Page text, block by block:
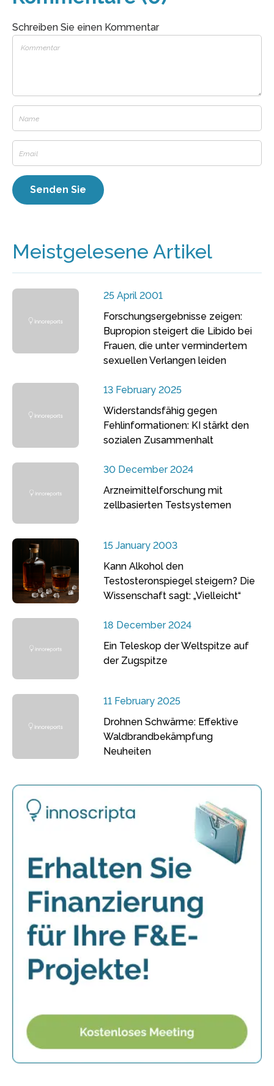
Schreiben Sie einen Kommentar
Meistgelesene Artikel
25 April 2001
Forschungsergebnisse zeigen:
Bupropion steigert die Libido bei
Frauen, die unter vermindertem
sexuellen Verlangen leiden
13 February 2025
Widerstandsfähig gegen
Fehlinformationen: KI stärkt den
sozialen Zusammenhalt
30 December 2024
Arzneimittelforschung mit
zellbasierten Testsystemen
15 January 2003
Kann Alkohol den
Testosteronspiegel steigern? Die
Wissenschaft sagt: „Vielleicht“
18 December 2024
Ein Teleskop der Weltspitze auf
der Zugspitze
11 February 2025
Drohnen Schwärme: Effektive
Waldbrandbekämpfung
Neuheiten